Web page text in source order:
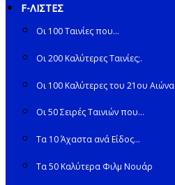
F-ΛΙΣΤΕΣ
Οι 100 Ταινίες που…
Οι 200 Καλύτερες Ταινίες;.
Οι 100 Καλύτερες του 21ου Αιώνα
Οι 50 Σειρές Ταινιών που…
Τα 10 Άχαστα ανά Είδος…
Τα 50 Καλύτερα Φιλμ Νουάρ